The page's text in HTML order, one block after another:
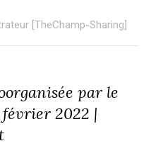
[TheChamp-Sharing]
par le
février 2022 |